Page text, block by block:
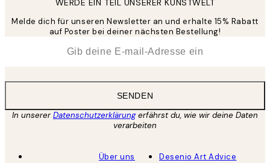
WERDE EIN TEIL UNSERER KUNSTWELT
Melde dich für unseren Newsletter an und erhalte 15% Rabatt
auf Poster bei deiner nächsten Bestellung!
SENDEN
In unsererDatenschutzerklärungerfährst du, wie wir deine Daten
verarbeiten
Über uns
Desenio Art Advice